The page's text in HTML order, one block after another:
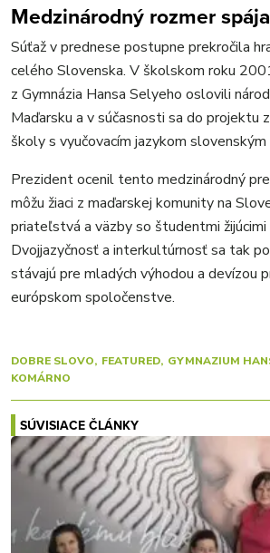
Medzinárodný rozmer
Súťaž v prednese postupne prekročila
celého Slovenska. V školskom roku
z Gymnázia Hansa Selyeho oslovili
Maďarsku a v súčasnosti sa do projektu
školy s vyučovacím jazykom slovenským
Prezident ocenil tento medzinárodný
môžu žiaci z maďarskej komunity na
priateľstvá a väzby so študentmi žijúcimi
Dvojjazyčnosť a interkultúrnosť sa tak
stávajú pre mladých výhodou a devízou
európskom spoločenstve.
DOBRE SLOVO FEATURED GYMNAZIUM
KOMÁRNO
SÚVISIACE ČLÁNKY